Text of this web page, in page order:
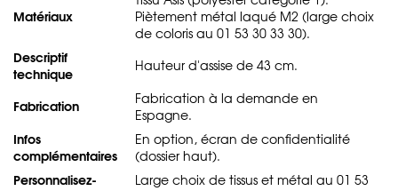
Matériaux
Piètement métal laqué M2 (large choix
de coloris au 01 53 30 33 30).
Descriptif
technique
Hauteur d'assise de 43 cm.
Fabrication
Fabrication à la demande en
Espagne.
Infos
complémentaires
En option, écran de confidentialité
(dossier haut).
Personnalisez-
Large choix de tissus et métal au 01 53